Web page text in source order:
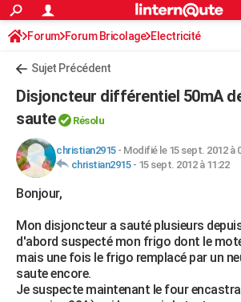
ACTUALITÉS
Politique
Société
Faits Divers
Education
Monde
Villes
+
Programme TV
Streaming
Sorties cinéma
Musique
FINANCE
Retraite
Impôts
Epargne
Immobilier
Risques naturels par ville
Banque
Assurance
Crédit
AUTO
Essais
Réserver un essai
Citadines
Berlines
SUV
Forum auto
HIGH-TECH
Forum
Aménagement intérieur
Extérieur
Cuisine
Salle de bains
Jardinage
Rangement
WEEK-END
Guides de France
Escapades
Patrimoine
Expositions
Musées
Week-end nature
+LIFESTYLE
S'inscrire
Connexion
Forum Forum Bricolage Electricité
Sujet Précédent
Disjoncteur différentiel 50mA
saute
Résolu
christian2915- Modifié le 15 sept. 2012 à
christian2915- 15 sept. 2012 à 11:22
Bonjour,
Mon disjoncteur a sauté plusieurs
d'abord suspecté mon frigo dont le
mais une fois le frigo remplacé par un
saute encore.
Je suspecte maintenant le four